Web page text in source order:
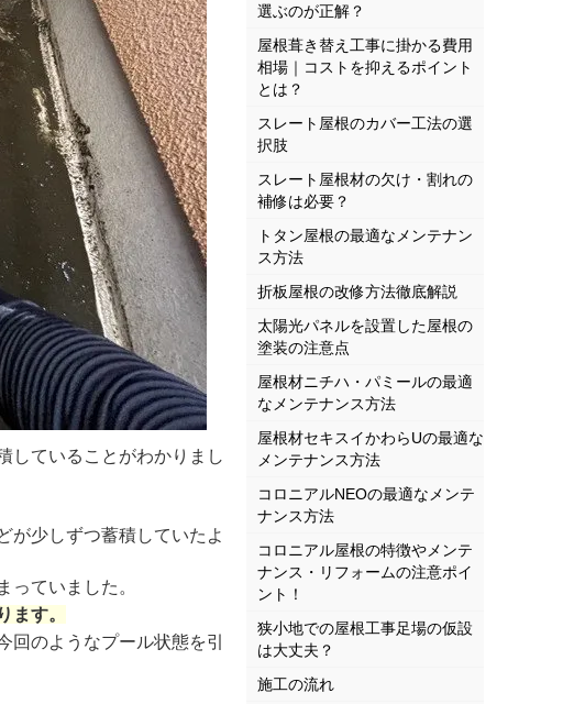
していることがわかりまし
が少しずつ蓄積していたよ
っていました。
ます。
のようなプール状態を引
選ぶのが正解？
屋根葺き替え工事に掛かる費用
相場｜コストを抑えるポイント
とは？
スレート屋根のカバー工法の選
択肢
スレート屋根材の欠け・割れの
補修は必要？
トタン屋根の最適なメンテナン
ス方法
折板屋根の改修方法徹底解説
太陽光パネルを設置した屋根の
塗装の注意点
屋根材ニチハ・パミールの最適
なメンテナンス方法
屋根材セキスイかわらUの最適な
メンテナンス方法
コロニアルNEOの最適なメンテ
ナンス方法
コロニアル屋根の特徴やメンテ
ナンス・リフォームの注意ポイ
ント！
狭小地での屋根工事足場の仮設
は大丈夫？
施工の流れ